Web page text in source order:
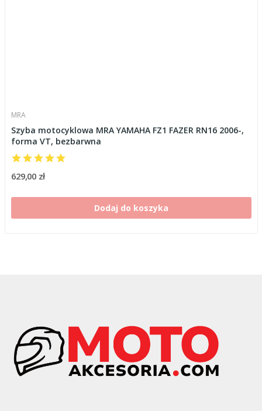
MRA
Szyba motocyklowa MRA YAMAHA FZ1 FAZER RN16 2006-,
forma VT, bezbarwna
629,00 zł
Dodaj do koszyka